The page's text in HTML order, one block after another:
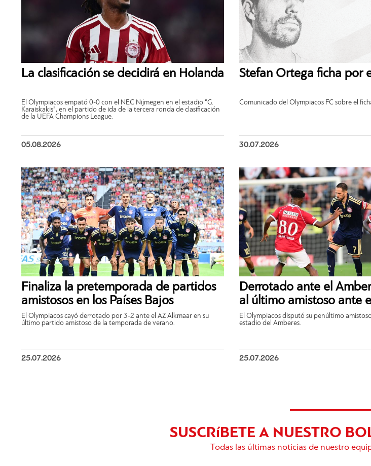
La clasificación se decidirá en Holanda
El Olympiacos empató 0-0 con el NEC Nijmegen en el estadio “G.
Karaiskakis”, en el partido de ida de la tercera ronda de clasificación
de la UEFA Champions League.
05.08.2026
Stefan Ortega ficha por
Comunicado del Olympiacos FC sobre el
30.07.2026
Finaliza la pretemporada de partidos
amistosos en los Países Bajos
El Olympiacos cayó derrotado por 3-2 ante el AZ Alkmaar en su
último partido amistoso de la temporada de verano.
25.07.2026
Derrotado ante el
al último amistoso ante
El Olympiacos disputó su penúltimo
estadio del Amberes.
25.07.2026
SUSCRíBETE A NUESTRO
Todas las últimas noticias de nuestro